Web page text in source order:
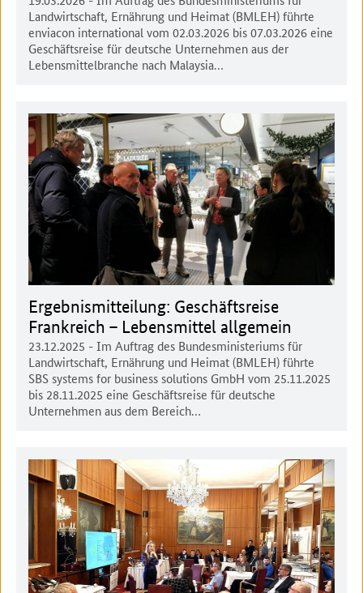
Landwirtschaft, Ernährung und Heimat (BMLEH) führte
enviacon international vom 02.03.2026 bis 07.03.2026 eine
Geschäftsreise für deutsche Unternehmen aus der
Lebensmittelbranche nach Malaysia…
Ergebnismitteilung: Geschäftsreise
Frankreich – Lebensmittel allgemein
23.12.2025 - Im Auftrag des Bundesministeriums für
Landwirtschaft, Ernährung und Heimat (BMLEH) führte
SBS systems for business solutions GmbH vom 25.11.2025
bis 28.11.2025 eine Geschäftsreise für deutsche
Unternehmen aus dem Bereich…